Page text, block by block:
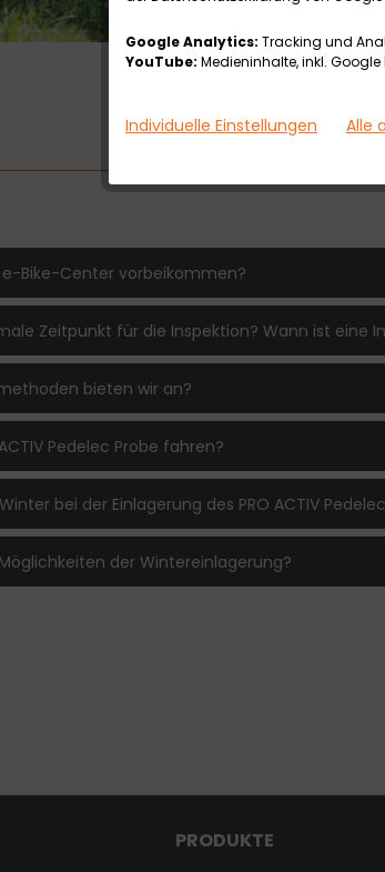
Bike-Center vorbeikommen?
Zeitpunkt für die Inspektion? Wann ist eine
bieten wir an?
Pedelec Probe fahren?
bei der Einlagerung des PRO ACTIV
Möglichkeiten der Wintereinlagerung?
PRODUKTE
Google Analytics: Tracking und
YouTube: Medieninhalte, inkl. Google
Individuelle Einstellungen Alle